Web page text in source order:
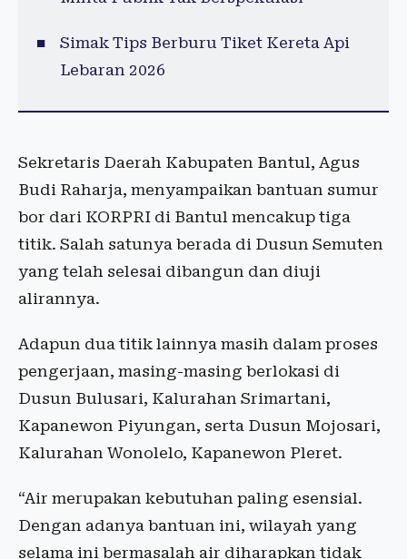
Simak Tips Berburu Tiket Kereta Api
Lebaran 2026
Sekretaris Daerah Kabupaten Bantul, Agus
Budi Raharja, menyampaikan bantuan sumur
bor dari KORPRI di Bantul mencakup tiga
titik. Salah satunya berada di Dusun Semuten
yang telah selesai dibangun dan diuji
alirannya.
Adapun dua titik lainnya masih dalam proses
pengerjaan, masing-masing berlokasi di
Dusun Bulusari, Kalurahan Srimartani,
Kapanewon Piyungan, serta Dusun Mojosari,
Kalurahan Wonolelo, Kapanewon Pleret.
“Air merupakan kebutuhan paling esensial.
Dengan adanya bantuan ini, wilayah yang
selama ini bermasalah air diharapkan tidak